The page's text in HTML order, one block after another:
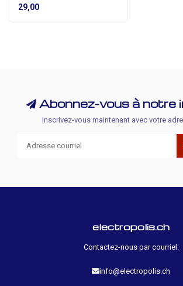
29,00
Abonnez-vous à notre
Inscrivez-vous maintenant avec votre
electropolis.ch
Contactez-nous par courriel:
info@electropolis.ch